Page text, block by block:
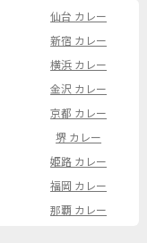
仙台 カレー
新宿 カレー
横浜 カレー
金沢 カレー
京都 カレー
堺 カレー
姫路 カレー
福岡 カレー
那覇 カレー